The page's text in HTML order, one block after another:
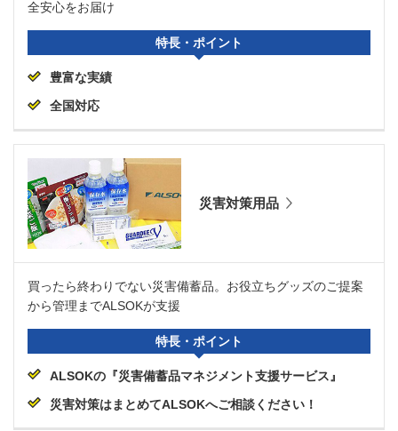
全安心をお届け
特長・ポイント
豊富な実績
全国対応
災害対策用品
買ったら終わりでない災害備蓄品。お役立ちグッズのご提案
から管理までALSOKが支援
特長・ポイント
ALSOKの『災害備蓄品マネジメント支援サービス』
災害対策はまとめてALSOKへご相談ください！